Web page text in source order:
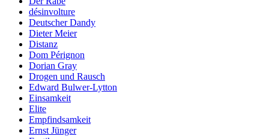
désinvolture
Deutscher Dandy
Dieter Meier
Distanz
Dom Pérignon
Dorian Gray
Drogen und Rausch
Edward Bulwer-Lytton
Einsamkeit
Elite
Empfindsamkeit
Ernst Jünger